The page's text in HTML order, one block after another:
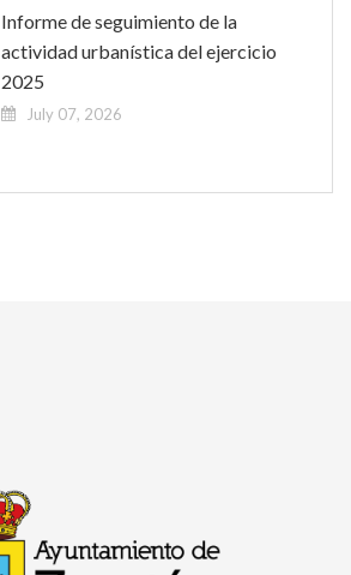
Informe de seguimiento de la
actividad urbanística del ejercicio
2025
July 07, 2026